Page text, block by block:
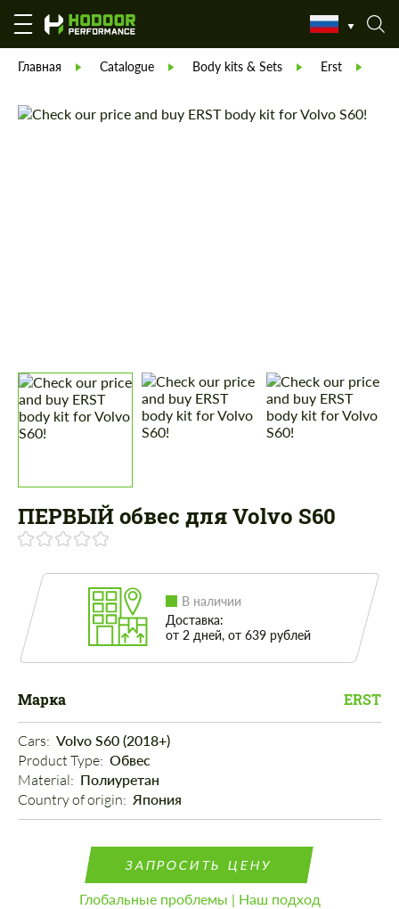
Главная Catalogue Body kits & Sets Erst
ПЕРВЫЙ обвес для Volvo S60
В наличии
Доставка:
от 2 дней, от 639 рублей
Марка ERST
Cars: Volvo S60 (2018+)
Product Type: Обвес
Material: Полиуретан
Country of origin: Япония
ЗАПРОСИТЬ ЦЕНУ
Глобальные проблемы | Наш подход